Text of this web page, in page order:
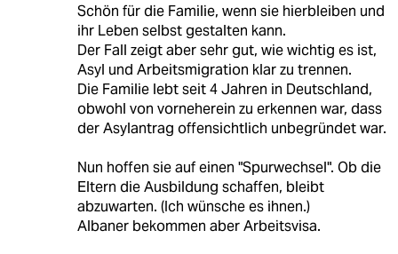
Schön für die Familie, wenn sie hierbleiben und
ihr Leben selbst gestalten kann.
Der Fall zeigt aber sehr gut, wie wichtig es ist,
Asyl und Arbeitsmigration klar zu trennen.
Die Familie lebt seit 4 Jahren in Deutschland,
obwohl von vorneherein zu erkennen war, dass
der Asylantrag offensichtlich unbegründet war.
Nun hoffen sie auf einen "Spurwechsel". Ob die
Eltern die Ausbildung schaffen, bleibt
abzuwarten. (Ich wünsche es ihnen.)
Albaner bekommen aber Arbeitsvisa.